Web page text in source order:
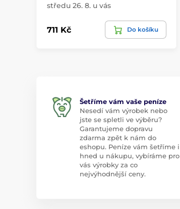
středu 26. 8. u vás
711 Kč Do košíku
Šetříme vám vaše peníze
Nesedí vám výrobek nebo
jste se spletli ve výběru?
Garantujeme dopravu
zdarma zpět k nám do
eshopu. Peníze vám šetříme i
hned u nákupu, vybíráme pro
vás výrobky za co
nejvýhodnější ceny.